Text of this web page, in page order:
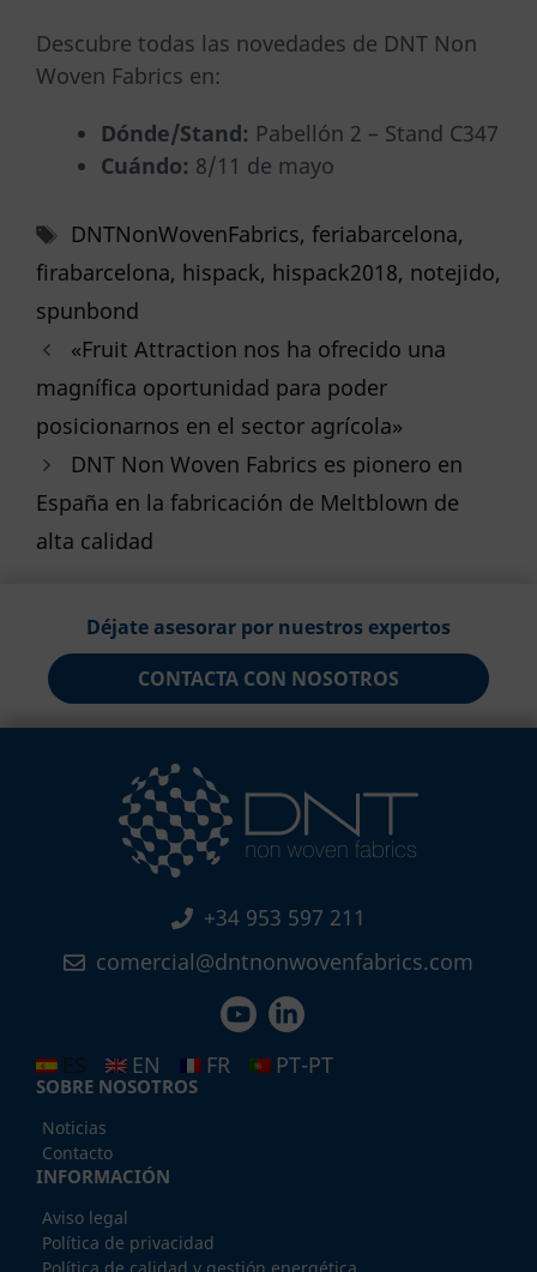
Descubre todas las novedades de DNT Non
Woven Fabrics en:
Dónde/Stand: Pabellón 2 – Stand C347
Cuándo: 8/11 de mayo
Etiquetas
DNTNonWovenFabrics, feriabarcelona,
firabarcelona, hispack, hispack2018, notejido,
spunbond
«Fruit Attraction nos ha ofrecido una
magnífica oportunidad para poder
posicionarnos en el sector agrícola»
DNT Non Woven Fabrics es pionero en
España en la fabricación de Meltblown de
alta calidad
Déjate asesorar por nuestros expertos
CONTACTA CON NOSOTROS
+34 953 597 211
comercial@dntnonwovenfabrics.com
ES EN FR PT-PT
SOBRE NOSOTROS
Noticias
Contacto
INFORMACIÓN
Aviso legal
Política de privacidad